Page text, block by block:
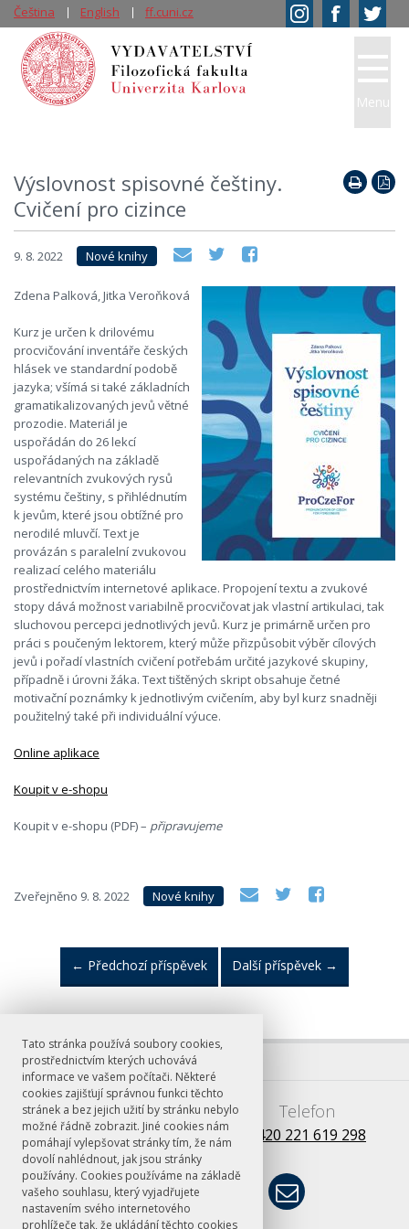
Tato stránka používá soubory cookies,
prostřednictvím kterých uchovává
informace ve vašem počítači. Některé
cookies zajišťují správnou funkci těchto
stránek a bez jejich užití by stránku nebylo
možné řádně zobrazit. Jiné cookies nám
pomáhají vylepšovat stránky tím, že nám
dovolí nahlédnout, jak jsou stránky
používány. Cookies používáme na základě
vašeho souhlasu, který vyjadřujete
nastavením svého internetového
prohlížeče tak, že ukládání těchto cookies
Výslovnost spisovné češtiny.
Cvičení pro cizince
9. 8. 2022 Nové knihy
Zdena Palková, Jitka Veroňková
Kurz je určen k drilovému
procvičování inventáře českých
hlásek ve standardní podobě
jazyka; všímá si také základních
gramatikalizovaných jevů větné
prozodie. Materiál je
uspořádán do 26 lekcí
uspořádaných na základě
relevantních zvukových rysů
systému češtiny, s přihlédnutím
k jevům, které jsou obtížné pro
nerodilé mluvčí. Text je
provázán s paralelní zvukovou
realizací celého materiálu
prostřednictvím internetové aplikace. Propojení textu a zvukové
stopy dává možnost variabilně procvičovat jak vlastní artikulaci, tak
sluchovou percepci jednotlivých jevů. Kurz je primárně určen pro
práci s poučeným lektorem, který může přizpůsobit výběr cílových
jevů i pořadí vlastních cvičení potřebám určité jazykové skupiny,
případně i úrovni žáka. Text tištěných skript obsahuje četné
motivační poznámky k jednotlivým cvičením, aby byl kurz snadněji
použitelný také při individuální výuce.
Online aplikace
Koupit v e-shopu
Koupit v e-shopu (PDF) – připravujeme
Zveřejněno 9. 8. 2022 Nové knihy
← Předchozí příspěvek Další příspěvek →
Menu
Čeština English ff.cuni.cz
E-mail
books@ff.cuni.cz
Telefon
+420 221 619 298